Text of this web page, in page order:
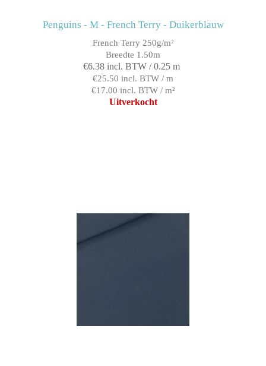
Penguins - M - French Terry - Duikerblauw
French Terry 250g/m²
Breedte 1.50m
€6.38 incl. BTW / 0.25 m
€25.50 incl. BTW / m
€17.00 incl. BTW / m²
Uitverkocht